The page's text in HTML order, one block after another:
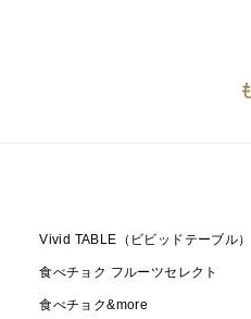
Vivid TABLE（ビビッドテーブル）
食べチョク フルーツセレクト
食べチョク&more